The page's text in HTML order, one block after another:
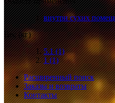
внутри сухих
Вес (кг)
5.1(1)
1(1)
Расширенный поиск
Заказы и возвраты
Контакты